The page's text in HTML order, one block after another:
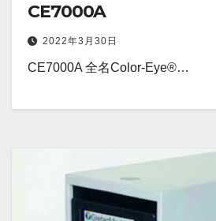
CE7000A
2022年3月30日
CE7000A 全名Color-Eye®…